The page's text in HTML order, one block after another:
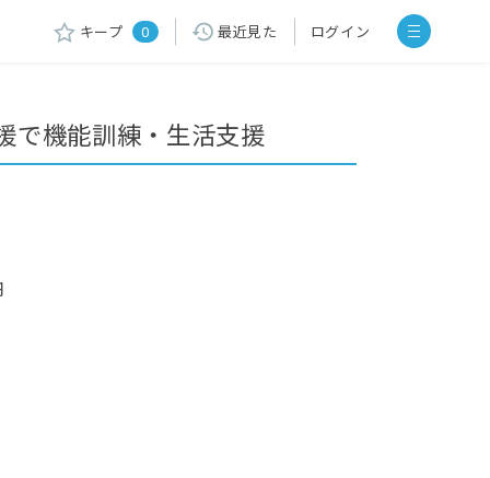
キープ 0 最近見た ログイン
で機能訓練・生活支援